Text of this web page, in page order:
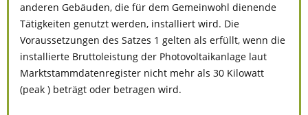
anderen Gebäuden, die für dem Gemeinwohl dienende
Tätigkeiten genutzt werden, installiert wird. Die
Voraussetzungen des Satzes 1 gelten als erfüllt, wenn die
installierte Bruttoleistung der Photovoltaikanlage laut
Marktstammdatenregister nicht mehr als 30 Kilowatt
(peak ) beträgt oder betragen wird.